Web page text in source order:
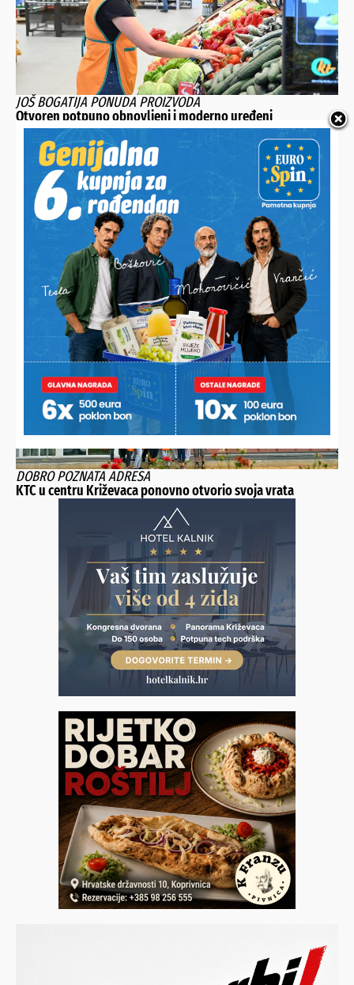
JOŠ BOGATIJA PONUDA PROIZVODA
Otvoren potpuno obnovljeni i moderno uređeni
supermarket
ČESTITKE SRETNOM DOBITNIKU
Obavio špeceraj u KTC-u pa odvezao kući novi automobil
DOBRO POZNATA ADRESA
KTC u centru Križevaca ponovno otvorio svoja vrata